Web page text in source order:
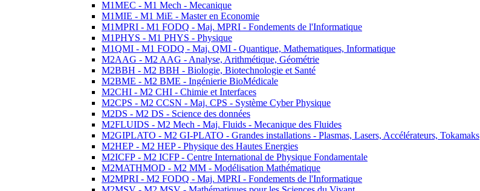
M1MEC - M1 Mech - Mecanique
M1MIE - M1 MiE - Master en Economie
M1MPRI - M1 FODQ - Maj. MPRI - Fondements de l'Informatique
M1PHYS - M1 PHYS - Physique
M1QMI - M1 FODQ - Maj. QMI - Quantique, Mathematiques, Informatique
M2AAG - M2 AAG - Analyse, Arithmétique, Géométrie
M2BBH - M2 BBH - Biologie, Biotechnologie et Santé
M2BME - M2 BME - Ingénierie BioMédicale
M2CHI - M2 CHI - Chimie et Interfaces
M2CPS - M2 CCSN - Maj. CPS - Système Cyber Physique
M2DS - M2 DS - Science des données
M2FLUIDS - M2 Mech - Maj. Fluids - Mecanique des Fluides
M2GIPLATO - M2 GI-PLATO - Grandes installations - Plasmas, Lasers, Accélérateurs, Tokamaks
M2HEP - M2 HEP - Physique des Hautes Energies
M2ICFP - M2 ICFP - Centre International de Physique Fondamentale
M2MATHMOD - M2 MM - Modélisation Mathématique
M2MPRI - M2 FODQ - Maj. MPRI - Fondements de l'Informatique